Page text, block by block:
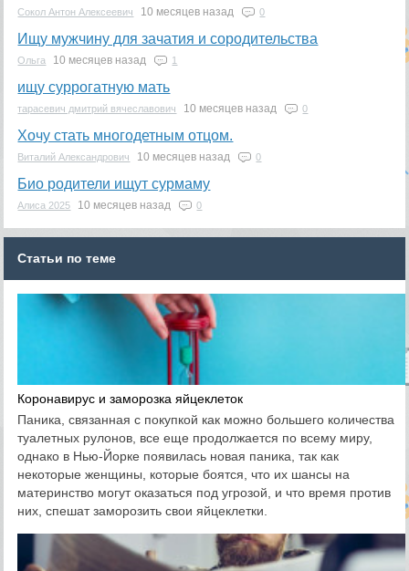
Сокол Антон Алексеевич 10 месяцев назад 0
Ищу мужчину для зачатия и сородительства
Ольга 10 месяцев назад 1
ищу суррогатную мать
тарасевич дмитрий вячеславович 10 месяцев назад 0
Хочу стать многодетным отцом.
Виталий Александрович 10 месяцев назад 0
Био родители ищут сурмаму
Алиса 2025 10 месяцев назад 0
Статьи по теме
Коронавирус и заморозка яйцеклеток
Паника, связанная с покупкой как можно большего количества
туалетных рулонов, все еще продолжается по всему миру,
однако в Нью-Йорке появилась новая паника, так как
некоторые женщины, которые боятся, что их шансы на
материнство могут оказаться под угрозой, и что время против
них, спешат заморозить свои яйцеклетки.